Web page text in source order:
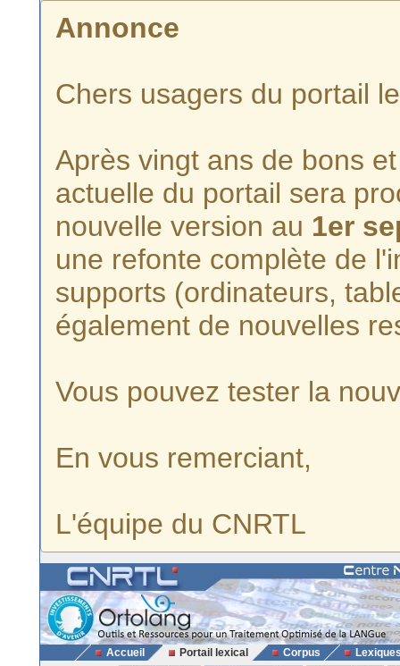
Annonce
Chers usagers du portail
Après vingt ans de bons
actuelle du portail sera
nouvelle version au 1er
une refonte complète de
supports (ordinateurs,
également de nouvelles
Vous pouvez tester la
En vous remerciant,
L'équipe du CNRTL
Accueil Portail lexical Corpus